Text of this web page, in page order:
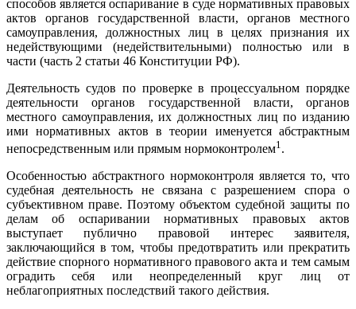
способов является оспаривание в суде нормативных правовых
актов органов государственной власти, органов местного
самоуправления, должностных лиц в целях признания их
недействующими (недействительными) полностью или в
части (часть 2 статьи 46 Конституции РФ).
Деятельность судов по проверке в процессуальном порядке
деятельности органов государственной власти, органов
местного самоуправления, их должностных лиц по изданию
ими нормативных актов в теории именуется абстрактным
непосредственным или прямым нормоконтролем1 .
Особенностью абстрактного нормоконтроля является то, что
судебная деятельность не связана с разрешением спора о
субъективном праве. Поэтому объектом судебной защиты по
делам об оспаривании нормативных правовых актов
выступает публично правовой интерес заявителя,
заключающийся в том, чтобы предотвратить или прекратить
действие спорного нормативного правового акта и тем самым
оградить себя или неопределенный круг лиц от
неблагоприятных последствий такого действия.